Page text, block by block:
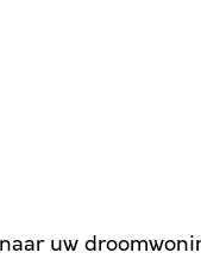
uw